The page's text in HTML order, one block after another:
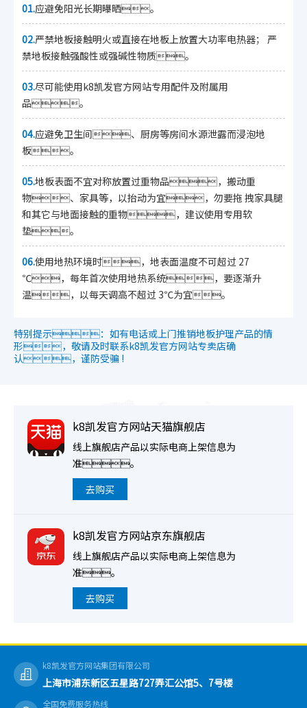
01.应避免阳光长期曝晒。
02.严禁地板接触明火或直接在地板上放置大功率电热器； 严
禁地板接触强酸性或强碱性物质。
03.尽可能使用k8凯发官方网站专用配件及附属用
品。
04.应避免卫生间、厨房等房间水源泄露而浸泡地
板。
05.地板表面不宜对称放置过重物品，搬动重
物、家具等，以抬动为宜，勿要拖 拽家具腿
和其它与地面接触的重物，建议使用专用软
垫。
06.使用地热环境时，地表面温度不可超过 27
℃，每年首次使用地热系统，要逐渐升
温，以每天调高不超过 3℃为宜。
特别提示：如有电话或上门推销地板护理产品的情
形，敬请及时联系k8凯发官方网站专卖店确
认，谨防受骗 !
k8凯发官方网站天猫旗舰店
线上旗舰店产品以实际电商上架信息为
准。
去购买
k8凯发官方网站京东旗舰店
线上旗舰店产品以实际电商上架信息为
准。
去购买
k8凯发官方网站集团有限公司
上海市浦东新区五星路727弄汇公馆5、7号楼
全国免费服务热线